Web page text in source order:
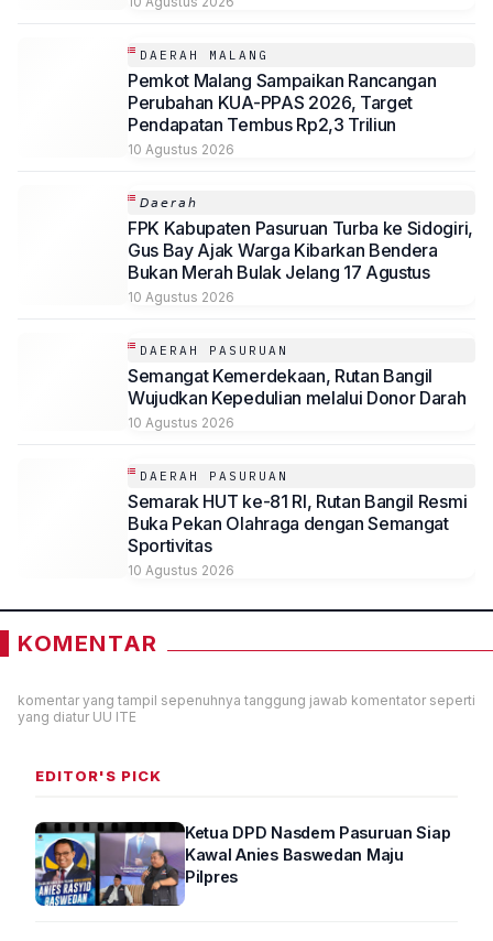
DAERAH MALANG
Pemkot Malang Sampaikan Rancangan
Perubahan KUA-PPAS 2026, Target
Pendapatan Tembus Rp2,3 Triliun
10 Agustus 2026
𝘋𝘢𝘦𝘳𝘢𝘩
FPK Kabupaten Pasuruan Turba ke Sidogiri,
Gus Bay Ajak Warga Kibarkan Bendera
Bukan Merah Bulak Jelang 17 Agustus
10 Agustus 2026
DAERAH PASURUAN
Semangat Kemerdekaan, Rutan Bangil
Wujudkan Kepedulian melalui Donor Darah
10 Agustus 2026
DAERAH PASURUAN
Semarak HUT ke-81 RI, Rutan Bangil Resmi
Buka Pekan Olahraga dengan Semangat
Sportivitas
10 Agustus 2026
KOMENTAR
komentar yang tampil sepenuhnya tanggung jawab komentator seperti
yang diatur UU ITE
EDITOR'S PICK
Ketua DPD Nasdem Pasuruan Siap
Kawal Anies Baswedan Maju
Pilpres